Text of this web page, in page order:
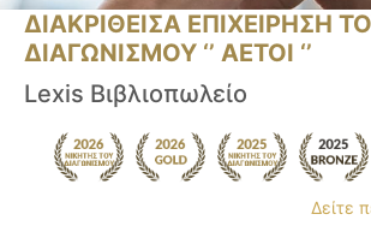
ΔΙΑΚΡΙΘΕΙΣΑ ΕΠΙΧΕΙΡΗΣΗ
ΔΙΑΓΩΝΙΣΜΟΥ ‘’ ΑΕΤΟΙ ‘’
Lexis Βιβλιοπωλείο
Δείτε